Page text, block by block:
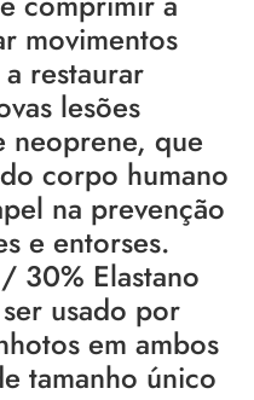
movimentos
restaurar
lesões
neoprene, que
corpo humano
na prevenção
e entorses.
30% Elastano
usado por
em ambos
tamanho único